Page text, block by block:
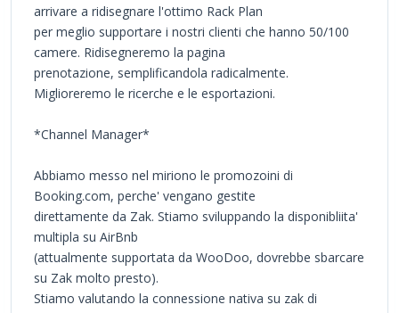
arrivare a ridisegnare l'ottimo Rack Plan
per meglio supportare i nostri clienti che hanno 50/100
camere. Ridisegneremo la pagina
prenotazione, semplificandola radicalmente.
Miglioreremo le ricerche e le esportazioni.
*Channel Manager*
Abbiamo messo nel miriono le promozoini di
Booking.com, perche' vengano gestite
direttamente da Zak. Stiamo sviluppando la disponibliita'
multipla su AirBnb
(attualmente supportata da WooDoo, dovrebbe sbarcare
su Zak molto presto).
Stiamo valutando la connessione nativa su zak di